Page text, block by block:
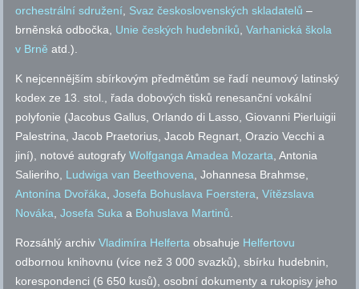
orchestrální sdružení, Svaz československých skladatelů–
brněnská odbočka, Unie českých hudebníků,Varhanická škola
v Brně atd.).
K nejcennějším sbírkovým předmětům se řadí neumový latinský
kodex ze 13.stol., řada dobových tisků renesanční vokální
polyfonie (Jacobus Gallus, Orlando di Lasso, Giovanni Pierluigii
Palestrina, Jacob Praetorius, Jacob Regnart, Orazio Vecchi a
jiní), notové autografyWolfganga Amadea Mozarta, Antonia
Salieriho, Ludwiga van Beethovena, Johannesa Brahmse,
Antonína Dvořáka,Josefa Bohuslava Foerstera,Vítězslava
Nováka,Josefa Suka a Bohuslava Martinů.
Rozsáhlý archivVladimíra Helferta obsahuje Helfertovu
odbornou knihovnu (více než 3 000 svazků), sbírku hudebnin,
korespondenci (6 650 kusů), osobní dokumenty a rukopisy jeho